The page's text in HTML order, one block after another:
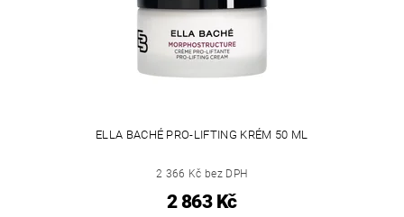
ELLA BACHÉ PRO-LIFTING KRÉM 50 ML
2 366 Kč bez DPH
2 863 Kč